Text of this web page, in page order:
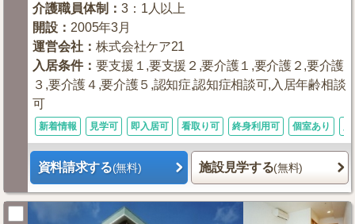
介護職員体制 ：3：1人以上
開設 ： 2005年3月
運営会社 ：株式会社ケア21
入居条件：要支援１,要支援２,要介護１,要介護２,要介護
３,要介護４,要介護５,認知症,認知症相談可,入居年齢相談
可
新着情報 見学可 即入居可 看取り可 終身利用可 個室あり
資料請求する(無料) 施設見学する(無料)